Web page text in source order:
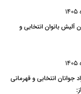
آلیش بانوان انتخابی و
جوانان انتخابی و قهرمانی